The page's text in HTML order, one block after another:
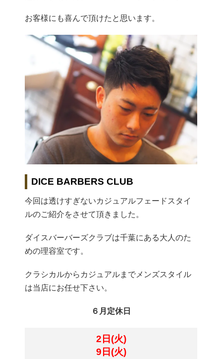
お客様にも喜んで頂けたと思います。
DICE BARBERS CLUB
今回は透けすぎないカジュアルフェードスタイ
ルのご紹介をさせて頂きました。
ダイスバーバーズクラブは千葉にある大人のた
めの理容室です。
クラシカルからカジュアルまでメンズスタイル
は当店にお任せ下さい。
６月定休日
2日(火)
9日(火)